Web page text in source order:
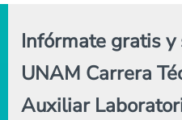
Infórmate gratis
UNAM Carrera
Auxiliar